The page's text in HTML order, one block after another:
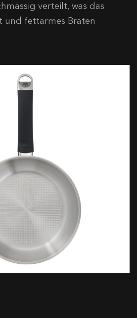
verteilt, was das
und fettarmes Braten